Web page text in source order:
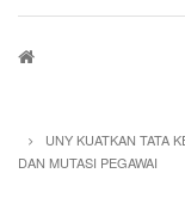
Breadcrumb
UNY KUATKAN TATA
DAN MUTASI PEGAWAI